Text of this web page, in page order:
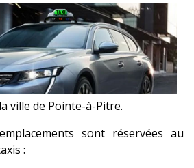
ville de Pointe-à-Pitre.
sont réservées au
: